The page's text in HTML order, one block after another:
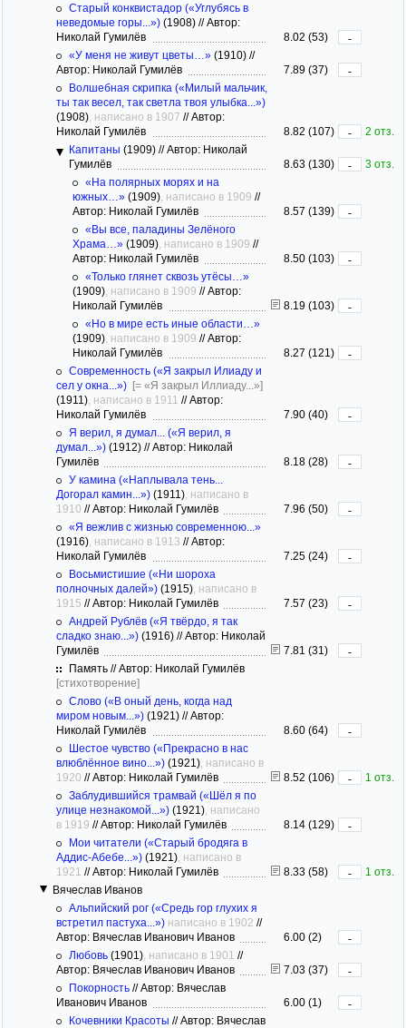
Старый конквистадор («Углубясь в
неведомые горы...») (1908) //Автор:
Николай Гумилёв
8.02 (53)
-
«У меня не живут цветы…» (1910) //
Автор: Николай Гумилёв
7.89 (37)
-
Волшебная скрипка («Милый мальчик,
ты так весел, так светла твоя улыбка...»)
(1908) , написано в 1907 //Автор:
Николай Гумилёв
8.82 (107) -
2 отз.
Капитаны (1909) //Автор: Николай
Гумилёв
8.63 (130) -
3 отз.
«На полярных морях и на
южных…» (1909) , написано в 1909 //
Автор: Николай Гумилёв
8.57 (139)
-
«Вы все, паладины Зелёного
Храма…» (1909) , написано в 1909 //
Автор: Николай Гумилёв
8.50 (103)
-
«Только глянет сквозь утёсы…»
(1909) , написано в 1909 //Автор:
Николай Гумилёв
8.19 (103)
-
«Но в мире есть иные области…»
(1909) , написано в 1909 //Автор:
Николай Гумилёв
8.27 (121)
-
Современность («Я закрыл Илиаду и
сел у окна...») [= «Я закрыл Иллиаду...»]
(1911) , написано в 1911 //Автор:
Николай Гумилёв
7.90 (40)
-
Я верил, я думал... («Я верил, я
думал...») (1912) //Автор: Николай
Гумилёв
8.18 (28)
-
У камина («Наплывала тень...
Догорал камин...») (1911) , написано в
1910 //Автор: Николай Гумилёв 7.96 (50)
-
«Я вежлив с жизнью современною...»
(1916) , написано в 1913 //Автор:
Николай Гумилёв
7.25 (24)
-
Восьмистишие («Ни шороха
полночных далей») (1915) , написано в
1915 //Автор: Николай Гумилёв 7.57 (23)
-
Андрей Рублёв («Я твёрдо, я так
сладко знаю...») (1916) //Автор: Николай
Гумилёв
7.81 (31)
-
Память // Автор: Николай Гумилёв
[стихотворение]
Слово («В оный день, когда над
миром новым...») (1921) //Автор:
Николай Гумилёв
8.60 (64)
-
Шестое чувство («Прекрасно в нас
влюблённое вино...») (1921) , написано в
1920 //Автор: Николай Гумилёв 8.52 (106) -
1 отз.
Заблудившийся трамвай («Шёл я по
улице незнакомой...») (1921) , написано
в 1919 //Автор: Николай Гумилёв 8.14 (129)
-
Мои читатели («Старый бродяга в
Аддис-Абебе...») (1921) , написано в
1921 //Автор: Николай Гумилёв 8.33 (58) -
1 отз.
Вячеслав Иванов
Альпийский рог («Средь гор глухих я
встретил пастуха...») написано в 1902 //
Автор: Вячеслав Иванович Иванов
6.00 (2)
-
Любовь (1901) , написано в 1901 //
Автор: Вячеслав Иванович Иванов
7.03 (37)
-
Покорность //Автор: Вячеслав
Иванович Иванов
6.00 (1)
-
Кочевники Красоты //Автор: Вячеслав